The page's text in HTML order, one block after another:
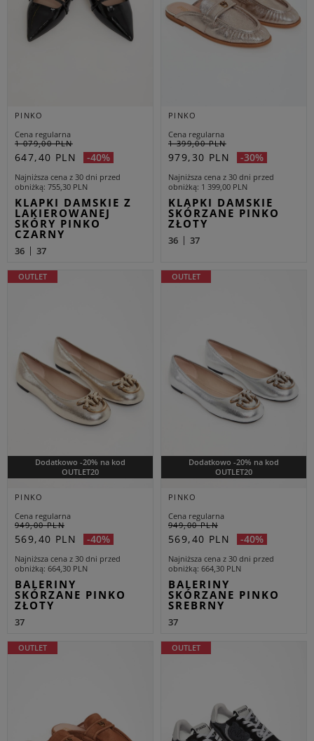
PINKO
Cena regularna
1 079,00 PLN
647,40 PLN -40%
Najniższa cena z 30 dni przed
obniżką 755,30 PLN
KLAPKI DAMSKIE Z
LAKIEROWANEJ
SKÓRY PINKO
CZARNY
36 37
PINKO
Cena regularna
1 399,00 PLN
979,30 PLN -30%
Najniższa cena z 30 dni przed
obniżką 1 399,00 PLN
KLAPKI DAMSKIE
SKÓRZANE PINKO
ZŁOTY
36 37
Dodatkowo -20% na kod
OUTLET20
OUTLET
PINKO
Cena regularna
949,00 PLN
569,40 PLN -40%
Najniższa cena z 30 dni przed
obniżką 664,30 PLN
BALERINY
SKÓRZANE PINKO
ZŁOTY
37
Dodatkowo -20% na kod
OUTLET20
OUTLET
PINKO
Cena regularna
949,00 PLN
569,40 PLN -40%
Najniższa cena z 30 dni przed
obniżką 664,30 PLN
BALERINY
SKÓRZANE PINKO
SREBRNY
37
OUTLET OUTLET